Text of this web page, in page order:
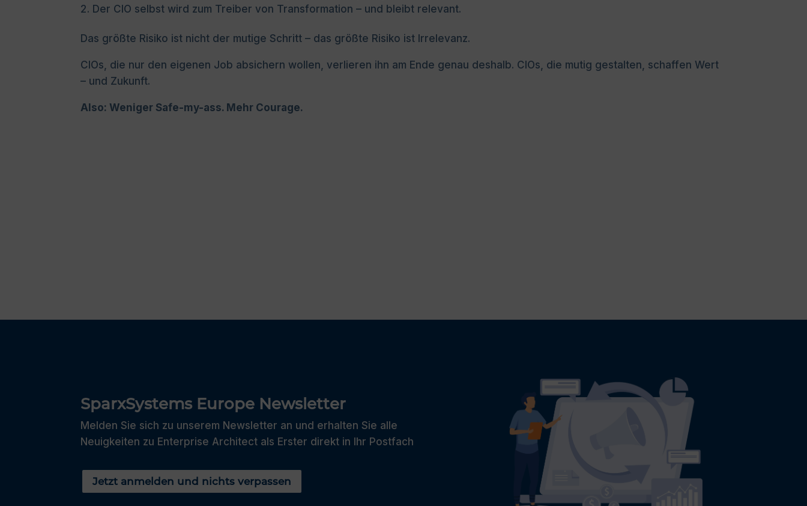
Der CIO selbst wird zum Treiber von Transformation – und bleibt relevant.
Das größte Risiko ist nicht der mutige Schritt – das größte Risiko ist Irrelevanz.
CIOs, die nur den eigenen Job absichern wollen, verlieren ihn am Ende genau deshalb. CIOs, die mutig gestalten, schaffen Wert
– und Zukunft.
Also: Weniger Safe-my-ass. Mehr Courage.
SparxSystems Europe Newsletter
Melden Sie sich zu unserem Newsletter an und erhalten Sie alle
Neuigkeiten zu Enterprise Architect als Erster direkt in Ihr Postfach
Jetzt anmelden und nichts verpassen